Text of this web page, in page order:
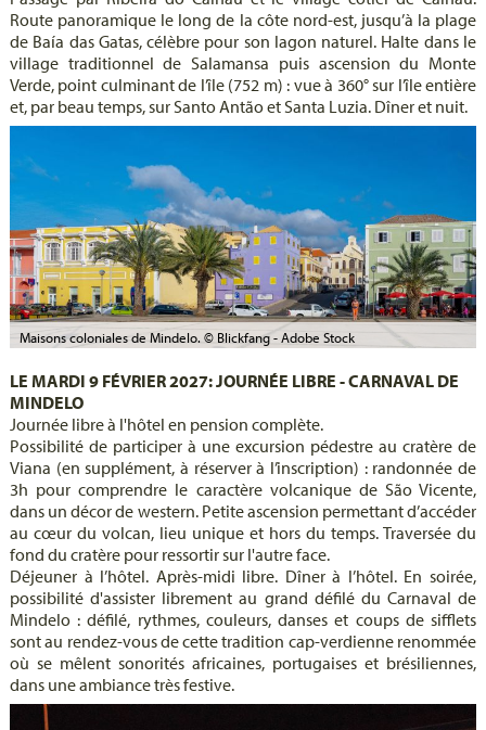
Route panoramique le long de la côte nord-est, jusqu’à la plage
de Baía das Gatas, célèbre pour son lagon naturel. Halte dans le
village traditionnel de Salamansa puis ascension du Monte
Verde, point culminant de l’île (752 m) : vue à 360° sur l’île entière
et, par beau temps, sur Santo Antão et Santa Luzia. Dîner et nuit.
Maisons coloniales de Mindelo. © Blickfang - Adobe Stock
LE MARDI 9 FÉVRIER 2027: JOURNÉE LIBRE - CARNAVAL DE
MINDELO
Journée libre à l'hôtel en pension complète.
Possibilité de participer à une excursion pédestre au cratère de
Viana (en supplément, à réserver à l’inscription) : randonnée de
3h pour comprendre le caractère volcanique de São Vicente,
dans un décor de western. Petite ascension permettant d’accéder
au cœur du volcan, lieu unique et hors du temps. Traversée du
fond du cratère pour ressortir sur l'autre face.
Déjeuner à l’hôtel. Après-midi libre. Dîner à l’hôtel. En soirée,
possibilité d'assister librement au grand défilé du Carnaval de
Mindelo : défilé, rythmes, couleurs, danses et coups de sifflets
sont au rendez-vous de cette tradition cap-verdienne renommée
où se mêlent sonorités africaines, portugaises et brésiliennes,
dans une ambiance très festive.